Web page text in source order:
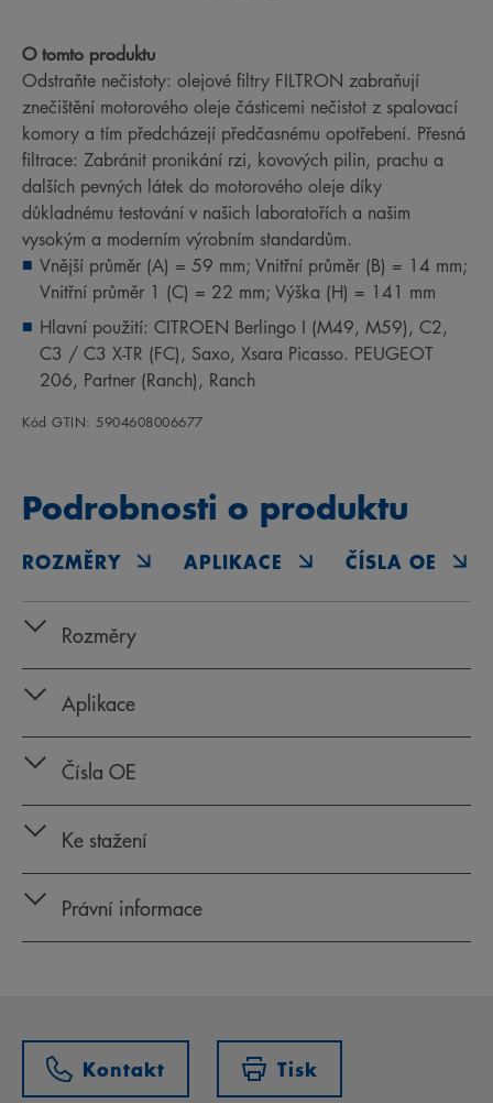
O tomto produktu
Odstraňte nečistoty: olejové filtry FILTRON zabraňují
znečištění motorového oleje částicemi nečistot z spalovací
komory a tím předcházejí předčasnému opotřebení. Přesná
filtrace: Zabránit pronikání rzi, kovových pilin, prachu a
dalších pevných látek do motorového oleje díky
důkladnému testování v našich laboratořích a našim
vysokým a moderním výrobním standardům.
Vnější průměr (A) = 59 mm; Vnitřní průměr (B) = 14 mm;
Vnitřní průměr 1 (C) = 22 mm; Výška (H) = 141 mm
Hlavní použití: CITROEN Berlingo I (M49, M59), C2,
C3 / C3 X-TR (FC), Saxo, Xsara Picasso. PEUGEOT
206, Partner (Ranch), Ranch
Kód GTIN: 5904608006677
Podrobnosti o produktu
ROZMĚRY APLIKACE ČÍSLA OE
Rozměry
Aplikace
Čísla OE
Ke stažení
Právní informace
Kontakt Tisk